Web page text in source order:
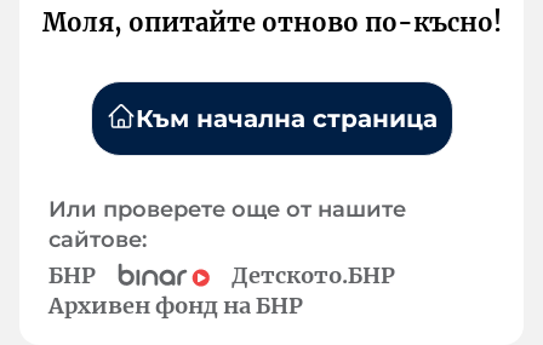
Моля, опитайте отново по-късно!
Към начална страница
Или проверете още от нашите
сайтове:
БНР
Детското.БНР
Архивен фонд на БНР